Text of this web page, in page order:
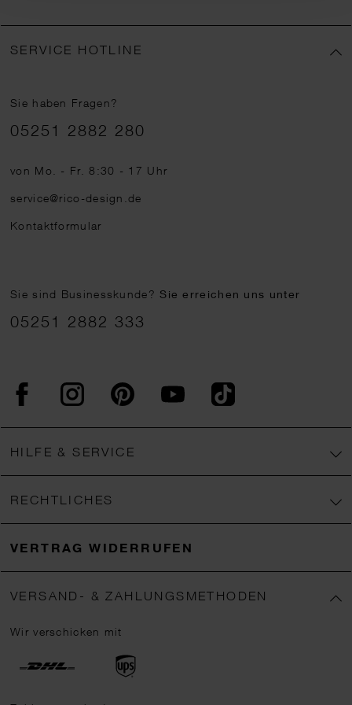
SERVICE HOTLINE
Sie haben Fragen?
Telefonnummer
05251 2882 280
von Mo. - Fr. 8:30 - 17 Uhr
service@rico-design.de
Kontaktformular
Sie sind Businesskunde?Sie erreichen uns unter
05251 2882 333
FacebookInstagram PinterestYouTubeTikTok
HILFE & SERVICE
RECHTLICHES
VERTRAG WIDERRUFEN
VERSAND- & ZAHLUNGSMETHODEN
Wir verschicken mit